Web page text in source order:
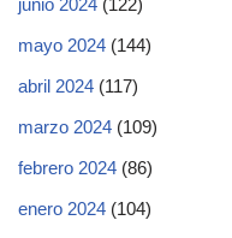
junio 2024 (122)
mayo 2024 (144)
abril 2024 (117)
marzo 2024 (109)
febrero 2024 (86)
enero 2024 (104)